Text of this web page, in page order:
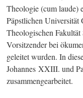
Theologie (cum laude)
Päpstlichen Universität
Theologischen
Vorsitzender bei
geleitet wurden. In
Johannes XXIII. und
zusammengearbeitet.